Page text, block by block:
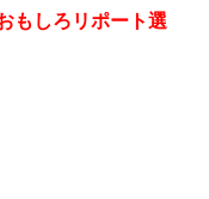
もしろリポート選